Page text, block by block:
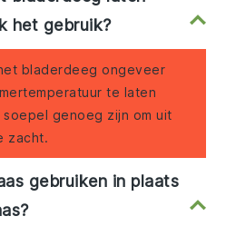
het gebruik?
bladerdeeg ongeveer
te laten
genoeg zijn om uit
zacht.
gebruiken in plaats